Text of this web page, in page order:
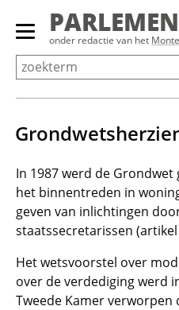
Overslaan
Primair
menu
tonen/verbergen
onder redactie van het
In 1987 werd de Grondwet
het binnentreden in
geven van inlichtingen
staatssecretarissen (artikel
Het wetsvoorstel over
over de verdediging werd
Tweede Kamer